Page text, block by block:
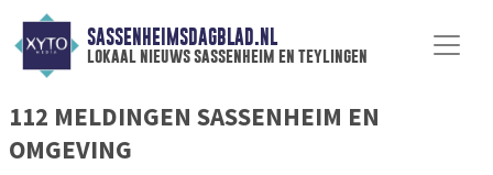
SASSENHEIMSDAGBLAD.NL
lokaal nieuws sassenheim en teylingen
112 MELDINGEN SASSENHEIM EN
OMGEVING